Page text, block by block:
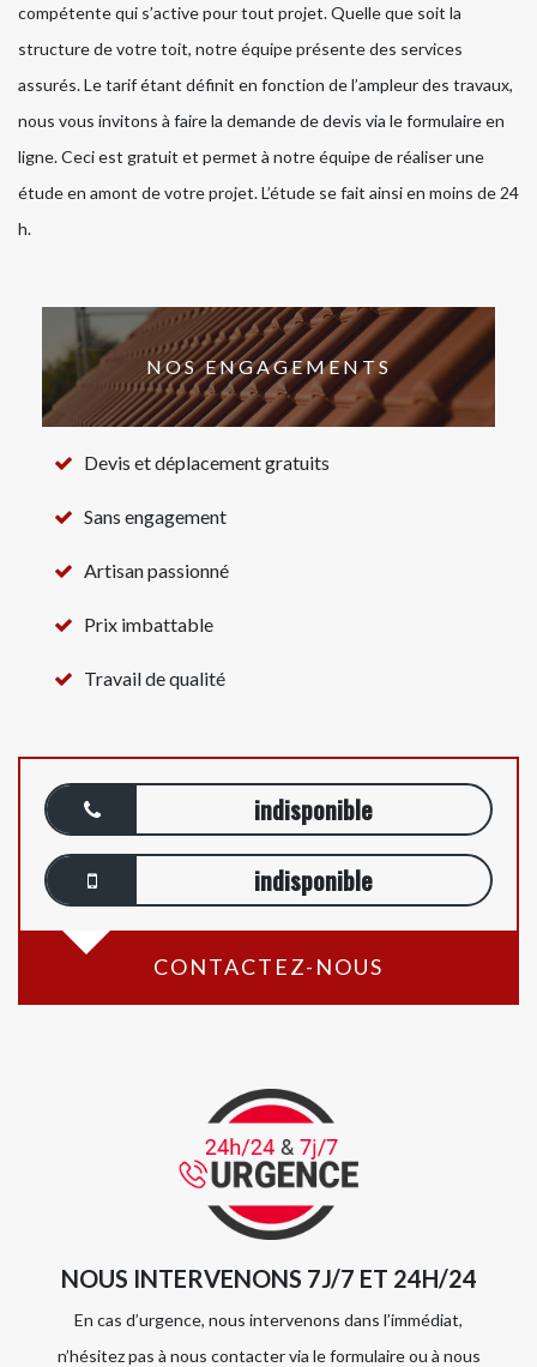
compétente qui s’active pour tout projet. Quelle que soit la
structure de votre toit, notre équipe présente des services
assurés. Le tarif étant définit en fonction de l’ampleur des travaux,
nous vous invitons à faire la demande de devis via le formulaire en
ligne. Ceci est gratuit et permet à notre équipe de réaliser une
étude en amont de votre projet. L’étude se fait ainsi en moins de 24
h.
NOS ENGAGEMENTS
Devis et déplacement gratuits
Sans engagement
Artisan passionné
Prix imbattable
Travail de qualité
indisponible
indisponible
CONTACTEZ-NOUS
NOUS INTERVENONS 7J/7 ET 24H/24
En cas d’urgence, nous intervenons dans l’immédiat,
n’hésitez pas à nous contacter via le formulaire ou à nous